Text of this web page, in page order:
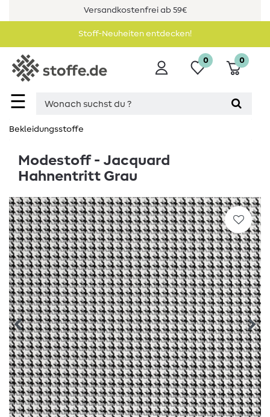
Versandkostenfrei ab 59€
Stoff-Neuheiten entdecken!
☰
0 0
Bekleidungsstoffe
Modestoff - Jacquard
Hahnentritt Grau